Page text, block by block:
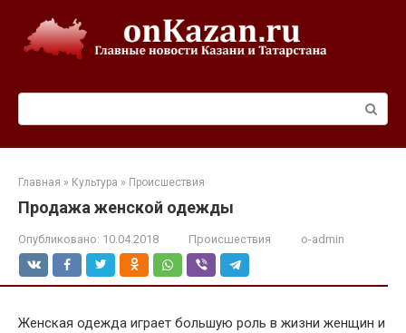
контенту
Главная » Культура » Происшествия
Продажа женской одежды
Опубликовано: 10.04.2018 Происшествия o-admin
Женская одежда играет большую роль в жизни женщин и